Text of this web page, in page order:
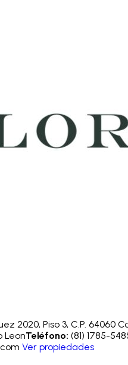
2020, Piso 3, C.P. 64060
LeonTeléfono: (81) 1785-
Ver propiedades